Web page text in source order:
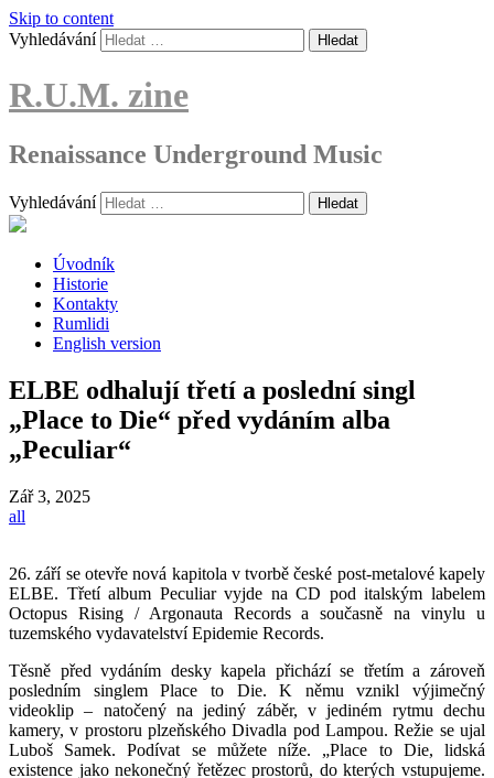
Skip to content
Vyhledávání
R.U.M. zine
Renaissance Underground Music
Vyhledávání
Úvodník
Historie
Kontakty
Rumlidi
English version
ELBE odhalují třetí a poslední singl
„Place to Die“ před vydáním alba
„Peculiar“
Zář 3, 2025
all
26. září se otevře nová kapitola v tvorbě české post-metalové kapely
ELBE. Třetí album Peculiar vyjde na CD pod italským labelem
Octopus Rising / Argonauta Records a současně na vinylu u
tuzemského vydavatelství Epidemie Records.
Těsně před vydáním desky kapela přichází se třetím a zároveň
posledním singlem Place to Die. K němu vznikl výjimečný
videoklip – natočený na jediný záběr, v jediném rytmu dechu
kamery, v prostoru plzeňského Divadla pod Lampou. Režie se ujal
Luboš Samek. Podívat se můžete níže. „Place to Die, lidská
existence jako nekonečný řetězec prostorů, do kterých vstupujeme.